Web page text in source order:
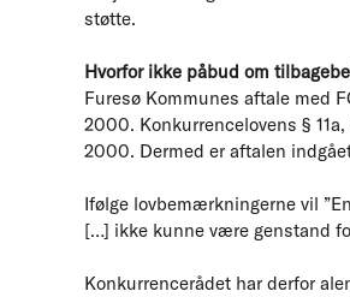
støtte.
Hvorfor ikke påbud om
Furesø Kommunes aftale med
2000. Konkurrencelovens §
2000. Dermed er aftalen
Ifølge lovbemærkningerne vil
[…] ikke kunne være genstand
Konkurrencerådet har derfor